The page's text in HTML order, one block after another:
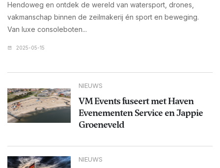
Hendoweg en ontdek de wereld van watersport, drones,
vakmanschap binnen de zeilmakerij én sport en beweging.
Van luxe consoleboten...
2025-05-15
NIEUWS
VM Events fuseert met Haven
Evenementen Service en Jappie
Groeneveld
NIEUWS